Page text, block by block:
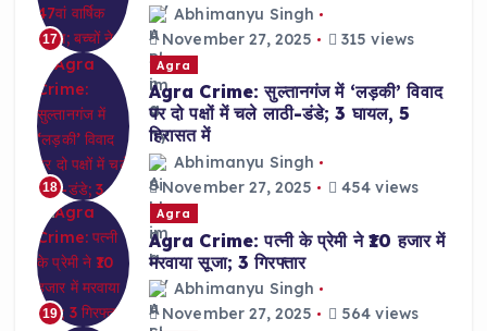
17
Abhimanyu Singh
November 27, 2025
315 views
18
Agra
Agra Crime: सुल्तानगंज में ‘लड़की’ विवाद
पर दो पक्षों में चले लाठी-डंडे; 3 घायल, 5
हिरासत में
Abhimanyu Singh
November 27, 2025
454 views
19
Agra
Agra Crime: पत्नी के प्रेमी ने ₹10 हजार में
मरवाया सूजा; 3 गिरफ्तार
Abhimanyu Singh
November 27, 2025
564 views